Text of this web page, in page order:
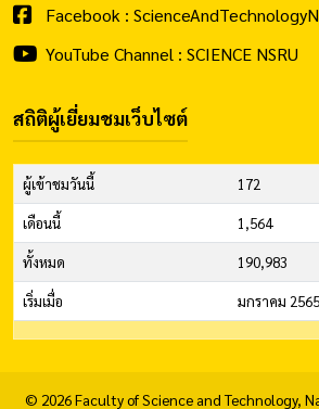
Facebook :
YouTube Channel : SCIENCE NSRU
สถิติผู้เยี่ยมชมเว็บไซต์
ผู้เข้าชมวันนี้ 172
เดือนนี้ 1,564
ทั้งหมด 190,983
เริ่มเมื่อ มกราคม 2565
© 2026 Faculty of Science and Technology,